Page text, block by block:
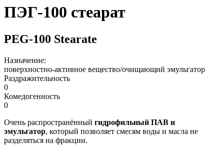
ПЭГ-100 стеарат
PEG-100 Stearate
Назначение:
поверхностно-активное вещество/очищающий эмульгатор
Раздражительность
0
Комедогенность
0
Очень распространённый гидрофильный ПАВ и
эмульгатор, который позволяет смесям воды и масла не
разделяться на фракции.